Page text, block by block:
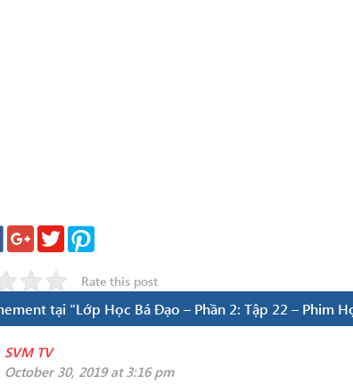
Rate this post
tại “Lớp Học Bá Đạo – Phần 2: Tập 22 – Phim
SVM TV
October 30, 2019 at 3:16 pm